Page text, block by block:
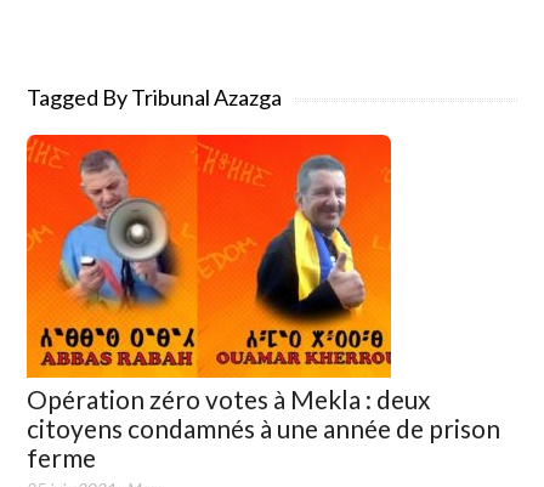
Tagged By Tribunal Azazga
Opération zéro votes à Mekla : deux
citoyens condamnés à une année de prison
ferme